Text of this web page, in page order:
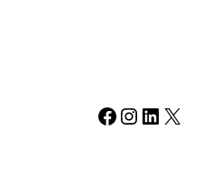
Facebook Instagram LinkedIn X